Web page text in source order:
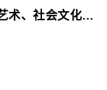
环境知觉与环境艺术、社会文化的..